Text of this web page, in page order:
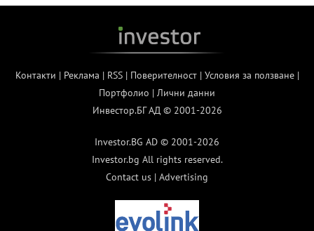
Контакти | Реклама | RSS| Поверителност| Условия за ползване|
Портфолио | Лични данни
Инвестор.БГ АД © 2001-2026
Investor.BG AD © 2001-2026
Investor.bg All rights reserved.
Contact us | Advertising